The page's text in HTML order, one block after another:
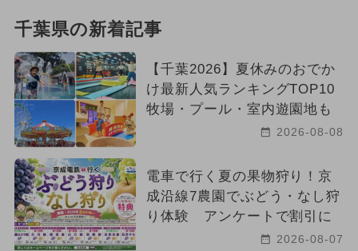
千葉県の新着記事
【千葉2026】夏休みのおでか
け最新人気ランキングTOP10
牧場・プール・室内遊園地も
2026-08-08
電車で行く夏の果物狩り！京
成沿線7農園でぶどう・なし狩
り体験 アンケートで割引に
2026-08-07